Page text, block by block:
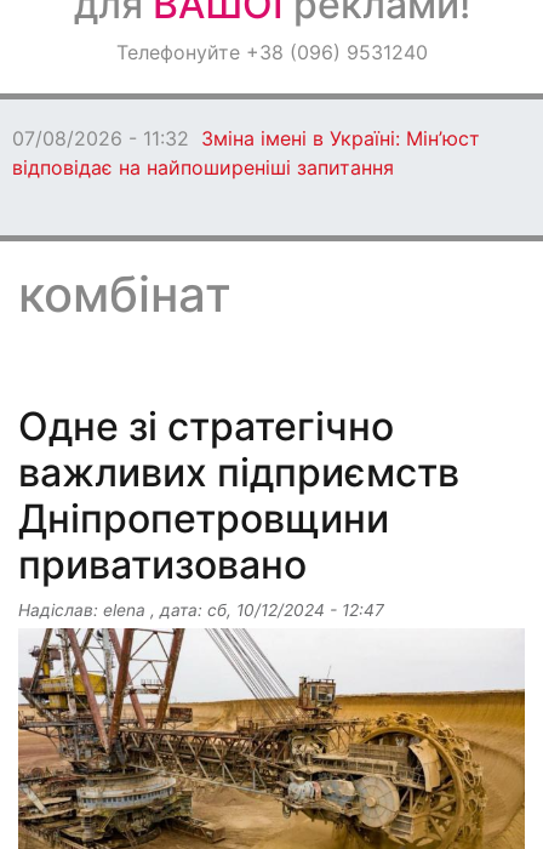
ОголошенняТелефонуйте +38 (096) 9531240
07/08/2026 - 11:32 Зміна імені в Україні: Мін’юст
відповідає на найпоширеніші запитання
комбінат
Одне зі стратегічно
важливих підприємств
Дніпропетровщини
приватизовано
Надіслав: elena , дата: сб, 10/12/2024 - 12:47